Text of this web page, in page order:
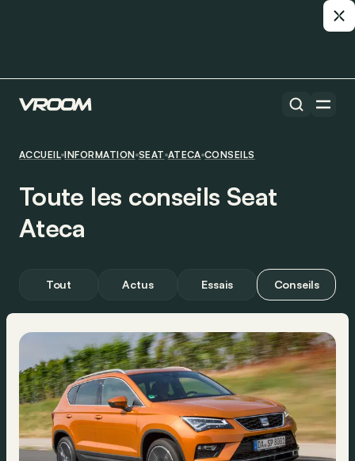
ACCUEIL INFORMATION SEAT ATECA CONSEILS
Toute les conseils Seat
Ateca
Tout Actus Essais Conseils